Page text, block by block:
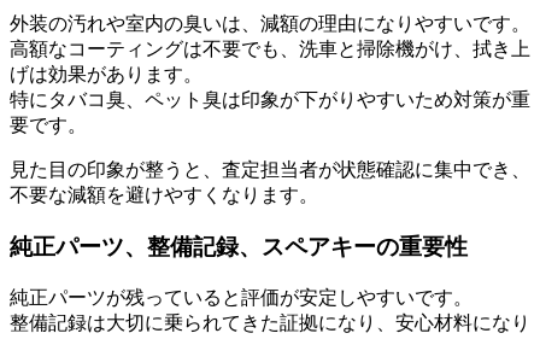
外装の汚れや室内の臭いは、減額の理由になりやすいです。
高額なコーティングは不要でも、洗車と掃除機がけ、拭き上
げは効果があります。
特にタバコ臭、ペット臭は印象が下がりやすいため対策が重
要です。
見た目の印象が整うと、査定担当者が状態確認に集中でき、
不要な減額を避けやすくなります。
純正パーツ、整備記録、スペアキーの重要性
純正パーツが残っていると評価が安定しやすいです。
整備記録は大切に乗られてきた証拠になり、安心材料になり